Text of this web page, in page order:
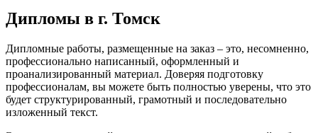
Дипломы в г. Томск
Дипломные работы, размещенные на заказ – это, несомненно,
профессионально написанный, оформленный и
проанализированный материал. Доверяя подготовку
профессионалам, вы можете быть полностью уверены, что это
будет структурированный, грамотный и последовательно
изложенный текст.